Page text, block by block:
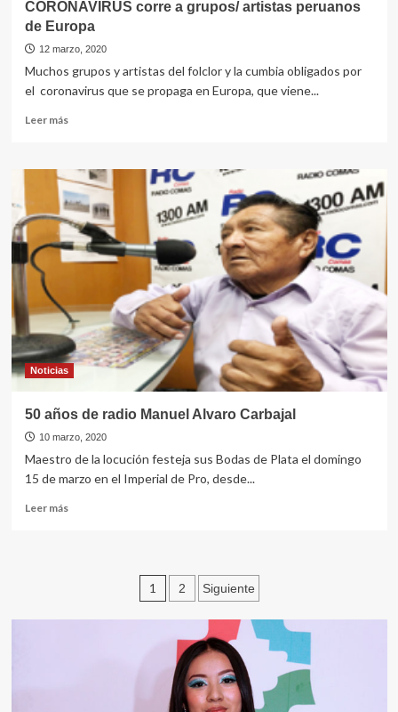
CORONAVIRUS corre a grupos/ artistas peruanos
de Europa
12 marzo, 2020
Muchos grupos y artistas del folclor y la cumbia obligados por
el coronavirus que se propaga en Europa, que viene...
Leer másLeer
CORONAVIRUS
corre
a
grupos/
artistas
peruanos
Noticias
50 años de radio Manuel Alvaro Carbajal
10 marzo, 2020
Maestro de la locución festeja sus Bodas de Plata el domingo
15 de marzo en el Imperial de Pro, desde...
Leer másLeer
Manuel
Navegación
de
entradas
1 2 Siguiente